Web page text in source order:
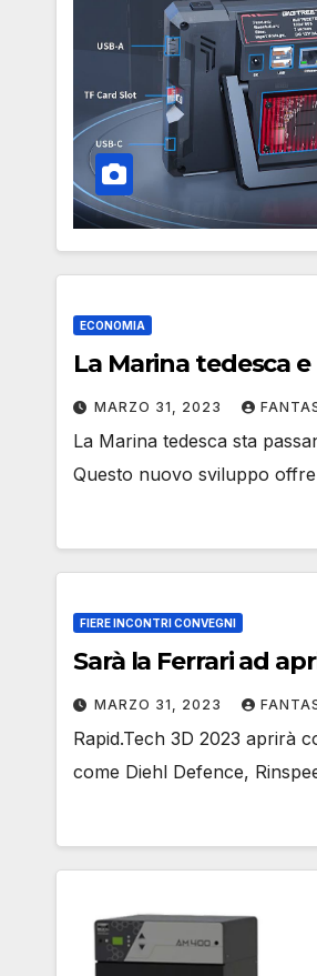
ECONOMIA
La Marina tedesca
MARZO 31, 2023
La Marina tedesca sta
Questo nuovo sviluppo
FIERE INCONTRI CONVEGNI
Sarà la Ferrari ad
MARZO 31, 2023
Rapid.Tech 3D 2023 aprirà
come Diehl Defence,